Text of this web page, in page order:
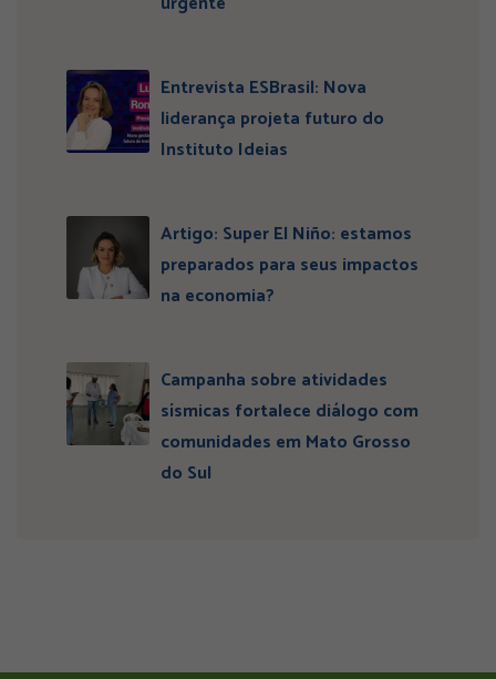
Entrevista ESBrasil: Nova
liderança projeta futuro do
Instituto Ideias
Artigo: Super El Niño: estamos
preparados para seus impactos
na economia?
Campanha sobre atividades
sísmicas fortalece diálogo com
comunidades em Mato Grosso
do Sul